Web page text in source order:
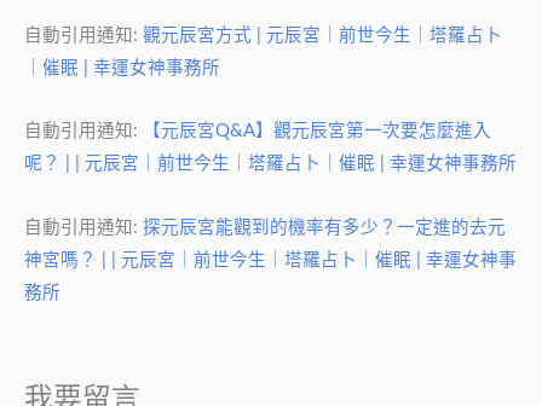
自動引用通知: 觀元辰宮方式 | 元辰宮｜前世今生｜塔羅占卜
｜催眠 | 幸運女神事務所
自動引用通知:
【元辰宮Q&A】觀元辰宮第一次要怎麼進入
呢？ | | 元辰宮｜前世今生｜塔羅占卜｜催眠 | 幸運女神事務所
自動引用通知: 探元辰宮能觀到的機率有多少？一定進的去元
神宮嗎？ | | 元辰宮｜前世今生｜塔羅占卜｜催眠 | 幸運女神事
務所